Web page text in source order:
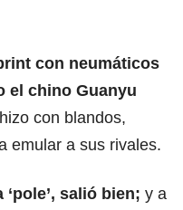
con neumáticos
el chino Guanyu
con blandos,
emular a sus rivales.
salió bien; y a